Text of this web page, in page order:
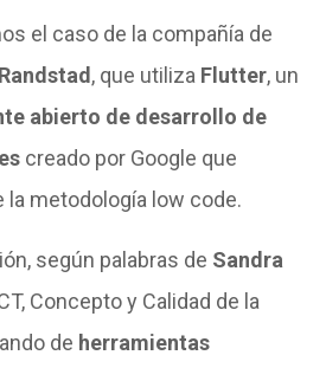
el caso de la compañía de
Randstad, que utiliza Flutter, un
abierto de desarrollo de
creado por Google que
la metodología low code.
según palabras de Sandra
Concepto y Calidad de la
de herramientas